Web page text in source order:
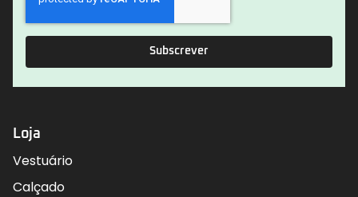
Subscrever
Loja
Vestuário
Calçado